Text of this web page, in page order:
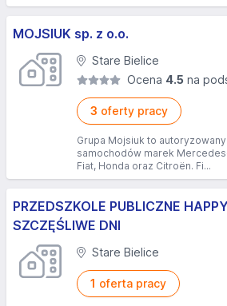
MOJSIUK sp. z o.o.
Stare Bielice
Ocena 4.5 na
3 oferty pracy
Grupa Mojsiuk to
samochodów marek
Fiat, Honda oraz Citroën. Fi...
PRZEDSZKOLE PUBLICZNE
SZCZĘŚLIWE DNI
Stare Bielice
1 oferta pracy